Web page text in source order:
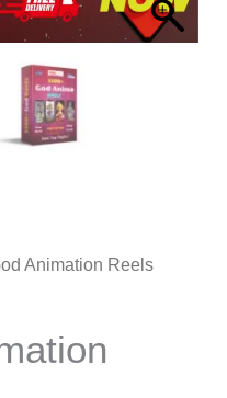
Animation Reels